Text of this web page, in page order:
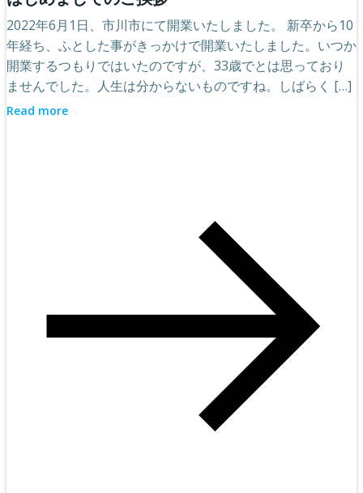
2022年6月1日、市川市にて開業いたしました。 新卒から10
年経ち、ふとした事がきっかけで開業いたしました。いつか
開業するつもりではいたのですが、33歳でとは思っており
ませんでした。人生は分からないものですね。しばらく […]
Read more